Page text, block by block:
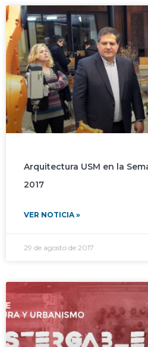
Arquitectura USM en la
2017
VER NOTICIA »
29 de agosto de 2017